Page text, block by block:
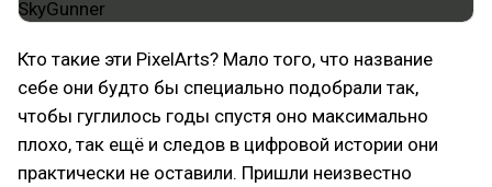
Кто такие эти PixelArts? Мало того, что название
себе они будто бы специально подобрали так,
чтобы гуглилось годы спустя оно максимально
плохо, так ещё и следов в цифровой истории они
практически не оставили. Пришли неизвестно